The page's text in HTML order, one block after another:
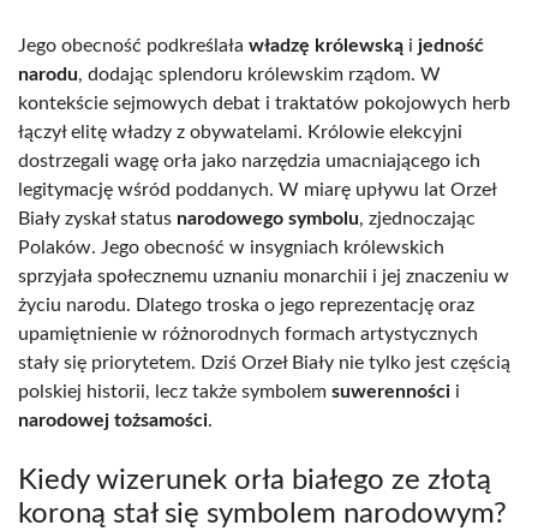
Jego obecność podkreślała władzę królewską i jedność
narodu, dodając splendoru królewskim rządom. W
kontekście sejmowych debat i traktatów pokojowych herb
łączył elitę władzy z obywatelami. Królowie elekcyjni
dostrzegali wagę orła jako narzędzia umacniającego ich
legitymację wśród poddanych. W miarę upływu lat Orzeł
Biały zyskał status narodowego symbolu, zjednoczając
Polaków. Jego obecność w insygniach królewskich
sprzyjała społecznemu uznaniu monarchii i jej znaczeniu w
życiu narodu. Dlatego troska o jego reprezentację oraz
upamiętnienie w różnorodnych formach artystycznych
stały się priorytetem. Dziś Orzeł Biały nie tylko jest częścią
polskiej historii, lecz także symbolem suwerenności i
narodowej tożsamości.
Kiedy wizerunek orła białego ze złotą
koroną stał się symbolem narodowym?